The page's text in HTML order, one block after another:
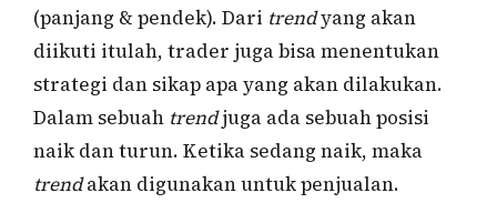
(panjang & pendek). Dari trendyang akan
diikuti itulah, trader juga bisa menentukan
strategi dan sikap apa yang akan dilakukan.
Dalam sebuah trendjuga ada sebuah posisi
naik dan turun. Ketika sedang naik, maka
trendakan digunakan untuk penjualan.